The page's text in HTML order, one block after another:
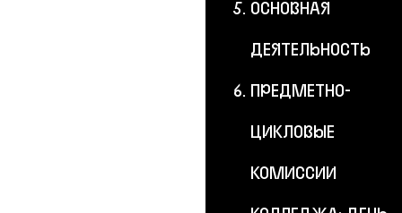
ОСНОВНАЯ
ДЕЯТЕЛЬНОСТЬ
ПРЕДМЕТНО-
ЦИКЛОВЫЕ
КОМИССИИ